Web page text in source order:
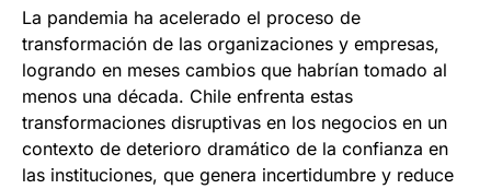
La pandemia ha acelerado el proceso de
transformación de las organizaciones y empresas,
logrando en meses cambios que habrían tomado al
menos una década. Chile enfrenta estas
transformaciones disruptivas en los negocios en un
contexto de deterioro dramático de la confianza en
las instituciones, que genera incertidumbre y reduce